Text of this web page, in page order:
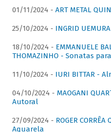
01/11/2024 - ART METAL
25/10/2024 - INGRID UEMURA
18/10/2024 - EMMANUELE
THOMAZINHO - Sonatas
11/10/2024 - IURI BITTAR -
04/10/2024 - MAOGANI
Autoral
27/09/2024 - ROGER
Aquarela